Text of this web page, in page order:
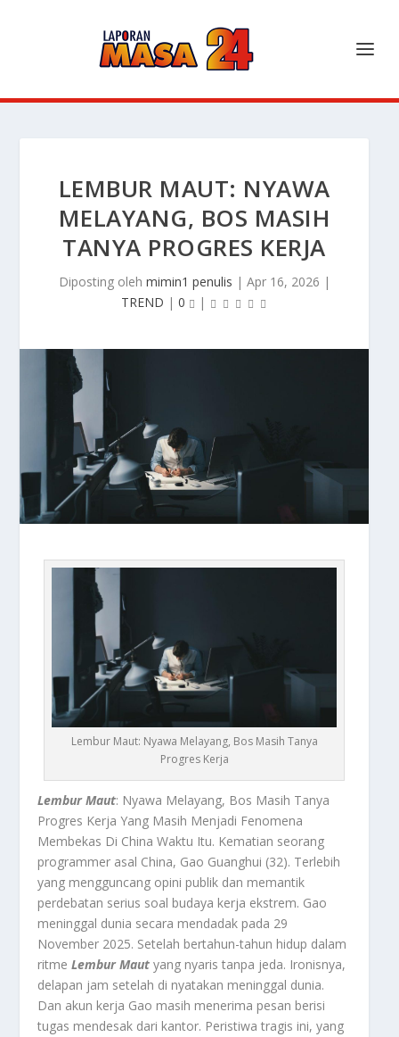
LEMBUR MAUT: NYAWA
MELAYANG, BOS MASIH
TANYA PROGRES KERJA
Diposting oleh mimin1 penulis | Apr 16, 2026 |
TREND | 0 |
Lembur Maut: Nyawa Melayang, Bos Masih Tanya
Progres Kerja
Lembur Maut: Nyawa Melayang, Bos Masih Tanya
Progres Kerja Yang Masih Menjadi Fenomena
Membekas Di China Waktu Itu. Kematian seorang
programmer asal China, Gao Guanghui (32). Terlebih
yang mengguncang opini publik dan memantik
perdebatan serius soal budaya kerja ekstrem. Gao
meninggal dunia secara mendadak pada 29
November 2025. Setelah bertahun-tahun hidup dalam
ritmeLembur Maut yang nyaris tanpa jeda. Ironisnya,
delapan jam setelah di nyatakan meninggal dunia.
Dan akun kerja Gao masih menerima pesan berisi
tugas mendesak dari kantor. Peristiwa tragis ini, yang